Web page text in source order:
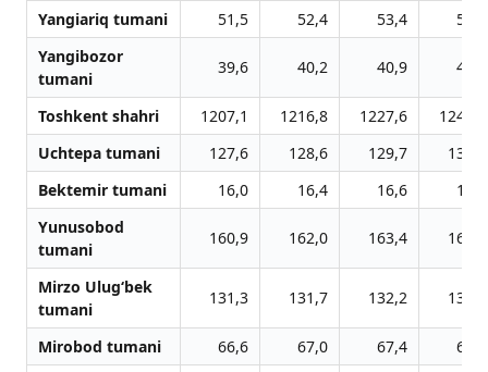
Yangiariq tumani
51,5 52,4 53,4
54,3
Yangibozor
tumani
39,6 40,2 40,9 41,6
Toshkent shahri 1207,1 1216,8 1227,6
1242,5
Uchtepa tumani
127,6 128,6 129,7
130,8
Bektemir tumani
16,0 16,4 16,6
17,1
Yunusobod
tumani
160,9 162,0 163,4 165,4
Mirzo Ulug‘bek
tumani
131,3 131,7 132,2 133,3
Mirobod tumani 66,6 67,0 67,4
68,2